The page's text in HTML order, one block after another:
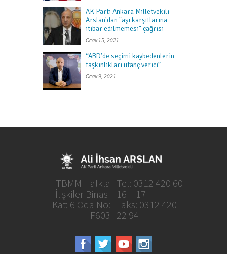
AK Parti Ankara Milletvekili
Arslan'dan "aşı karşıtlarına
itibar edilmemesi" çağrısı
Ocak 15, 2021
“ABD’de seçimi kaybedenlerin
taşkınlıkları utanç verici”
Ocak 9, 2021
Tel: 0312 420 60
16 – 17
Faks: 0312 420
22 94
TBMM Halkla
İlişkiler Binası
Kat: 6 Oda No:
F603